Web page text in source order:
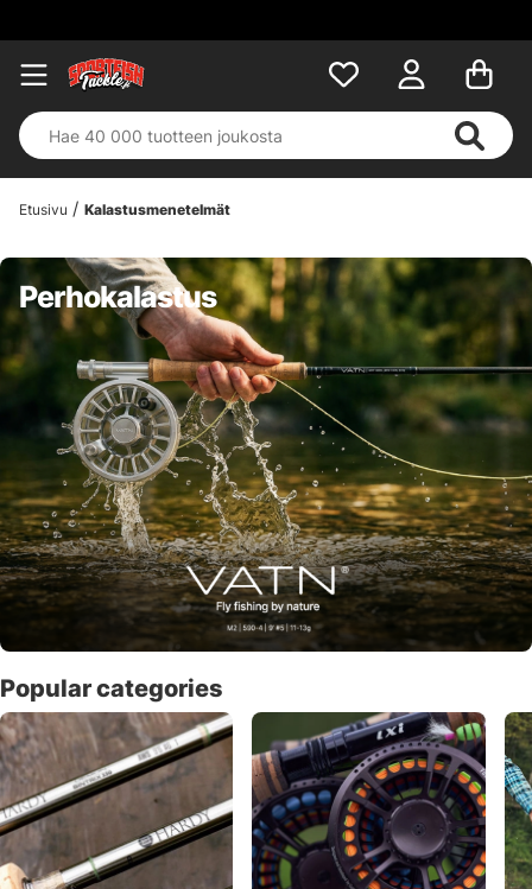
Etusivu Kalastusmenetelmät
Perhokalastus
Popular categories